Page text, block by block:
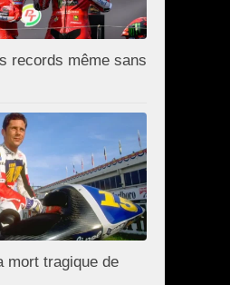
records même sans
mort tragique de